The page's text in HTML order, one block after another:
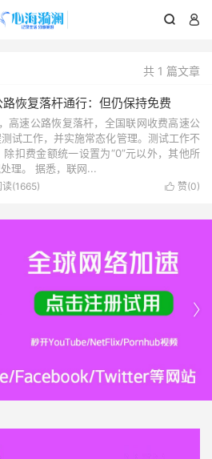
 
共 1 篇文章
恢复落杆通行：但仍保持免费
高速公路恢复落杆，全国联网收费高速公
试工作，并实施常态化管理。测试工作不
扣费金额统一设置为“0”元以外，其他所
理。 据悉，联网...
 赞(0)
读(1665)
